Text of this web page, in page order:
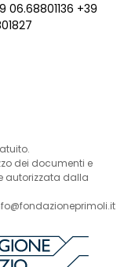
06.68801136 +39
dei documenti e
autorizzata dalla